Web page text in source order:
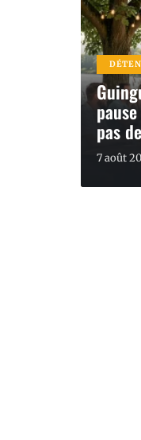
pas
7 août